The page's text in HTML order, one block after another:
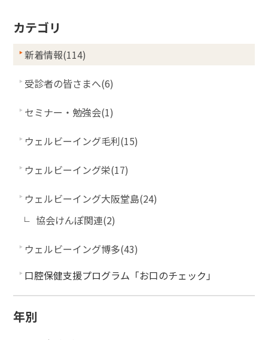
カテゴリ
新着情報(114)
受診者の皆さまへ(6)
セミナー・勉強会(1)
ウェルビーイング毛利(15)
ウェルビーイング栄(17)
ウェルビーイング大阪堂島(24)
協会けんぽ関連(2)
ウェルビーイング博多(43)
口腔保健支援プログラム「お口のチェック」
年別